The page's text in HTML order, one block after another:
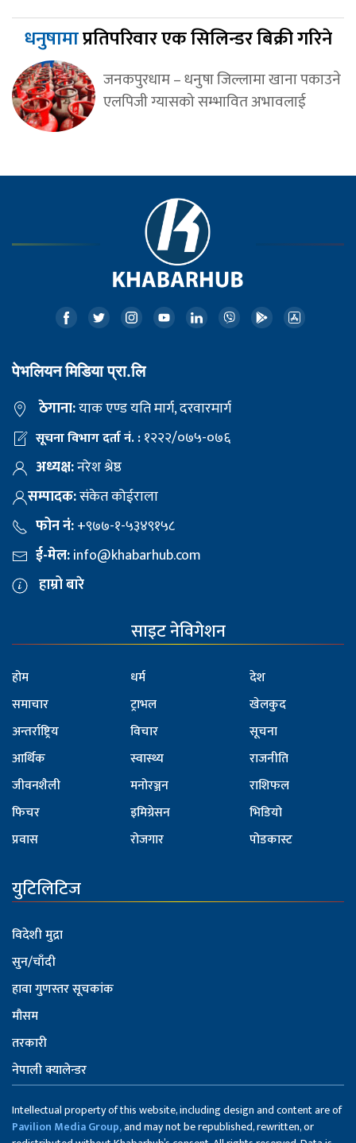
धनुषामाप्रतिपरिवार एक सिलिन्डर बिक्री गरिने
जनकपुरधाम – धनुषा जिल्लामा खाना पकाउने
एलपिजी ग्यासको सम्भावित अभावलाई
पेभलियन मिडिया प्रा.लि
ठेगाना:याक एण्ड यति मार्ग, दरवारमार्ग
सूचना विभाग दर्ता नं. :१२२२/०७५-०७६
अध्यक्ष:नरेश श्रेष्ठ
सम्पादक:संकेत कोईराला
फोन नं:+९७७-१-५३४९१५८
ई-मेल:info@khabarhub.com
हाम्रो बारे
साइट नेविगेशन
होम
समाचार
अन्तर्राष्ट्रिय
आर्थिक
जीवनशैली
फिचर
प्रवास
धर्म
ट्राभल
विचार
स्वास्थ्य
मनोरञ्जन
इमिग्रेसन
रोजगार
देश
खेलकुद
सूचना
राजनीति
राशिफल
भिडियो
पोडकास्ट
युटिलिटिज
विदेशी मुद्रा
सुन/चाँदी
हावा गुणस्तर सूचकांक
मौसम
तरकारी
नेपाली क्यालेन्डर
Intellectual property of this website, including design and content are of
Pavilion Media Group,and may not be republished, rewritten, or